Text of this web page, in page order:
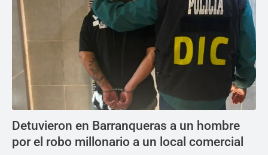
Detuvieron en Barranqueras a un hombre
por el robo millonario a un local comercial